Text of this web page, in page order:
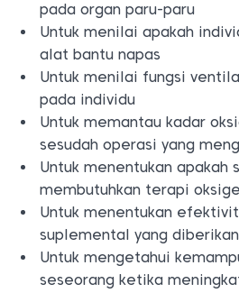
pada organ paru-paru
Untuk menilai apakah
alat bantu napas
Untuk menilai fungsi
pada individu
Untuk memantau kadar
sesudah operasi yang
Untuk menentukan apakah
membutuhkan terapi
Untuk menentukan
suplemental yang diberikan
Untuk mengetahui
seseorang ketika